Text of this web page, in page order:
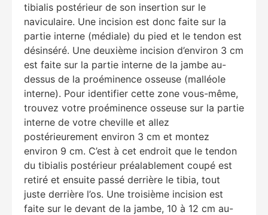
tibialis postérieur de son insertion sur le
naviculaire. Une incision est donc faite sur la
partie interne (médiale) du pied et le tendon est
désinséré. Une deuxième incision d’environ 3 cm
est faite sur la partie interne de la jambe au-
dessus de la proéminence osseuse (malléole
interne). Pour identifier cette zone vous-même,
trouvez votre proéminence osseuse sur la partie
interne de votre cheville et allez
postérieurement environ 3 cm et montez
environ 9 cm. C’est à cet endroit que le tendon
du tibialis postérieur préalablement coupé est
retiré et ensuite passé derrière le tibia, tout
juste derrière l’os. Une troisième incision est
faite sur le devant de la jambe, 10 à 12 cm au-